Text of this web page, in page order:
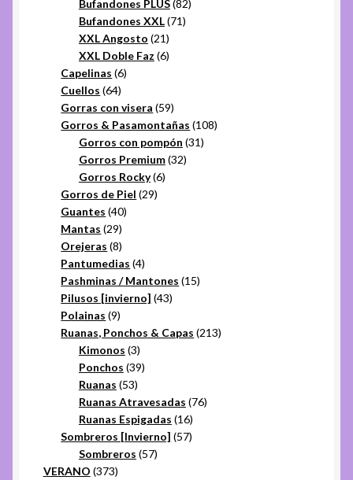
productos
Bufandones PLUS 8282
Bufandones XXL 7171
XXL Angosto 2121
productos
XXL Doble Faz 66
Capelinas 66
Cuellos 6464
productos
Gorras con visera 5959
productos
Gorros & Pasamontañas 108108
Gorros con pompón 3131
Gorros Premium 3232
Gorros Rocky 66
Gorros de Piel 2929
Guantes 4040
Mantas 2929
productos
Orejeras 88
productos
Pantumedias 44
productos
Pashminas / Mantones 1515
Pilusos [invierno] 4343
Polainas 99
productos
Ruanas, Ponchos & Capas 213213
Kimonos 33
productos
Ponchos 3939
Ruanas 5353
productos
Ruanas Atravesadas 7676
Ruanas Espigadas 1616
productos
Sombreros [Invierno] 5757
Sombreros 5757
VERANO 373373